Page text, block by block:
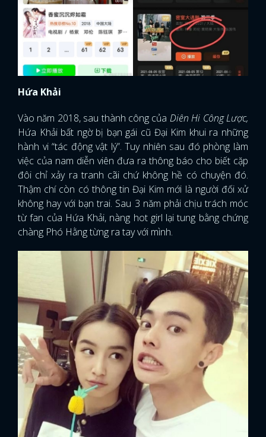
Hứa Khải
Vào năm 2018, sau thành công của Diên Hi Công Lược,
Hứa Khải bất ngờ bị bạn gái cũ Đại Kim khui ra những
hành vi “tác động vật lý”. Tuy nhiên sau đó phòng làm
việc của nam diễn viên đưa ra thông báo cho biết cặp
đôi chỉ xảy ra tranh cãi chứ không hề có chuyện đó.
Thậm chí còn có thông tin Đại Kim mới là người đối xử
không hay với bạn trai. Sau 3 năm phải chịu trách móc
từ fan của Hứa Khải, nàng hot girl lại tung bằng chứng
chàng Phó Hằng từng ra tay với mình.